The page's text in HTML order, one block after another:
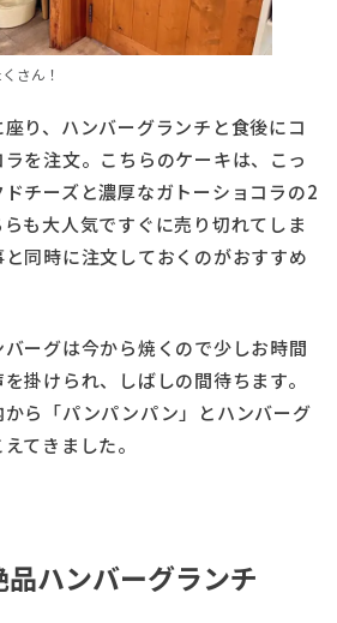
さん！
り、ハンバーグランチと食後にコ
を注文。こちらのケーキは、こっ
チーズと濃厚なガトーショコラの2
も大人気ですぐに売り切れてしま
同時に注文しておくのがおすすめ
ーグは今から焼くので少しお時間
掛けられ、しばしの間待ちます。
ら「パンパンパン」とハンバーグ
てきました。
ハンバーグランチ